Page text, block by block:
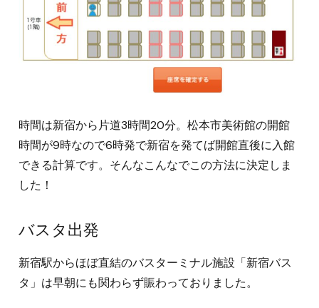
時間は新宿から片道3時間20分。松本市美術館の開館
時間が9時なので6時発で新宿を発てば開館直後に入館
できる計算です。そんなこんなでこの方法に決定しま
した！
バスタ出発
新宿駅からほぼ直結のバスターミナル施設「新宿バス
タ」は早朝にも関わらず賑わっておりました。